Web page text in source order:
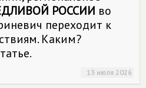
РОССИИ во
переходит к
Каким?
13 июля 2026